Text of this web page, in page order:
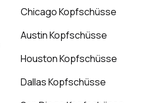
Chicago Kopfschüsse
Austin Kopfschüsse
Houston Kopfschüsse
Dallas Kopfschüsse